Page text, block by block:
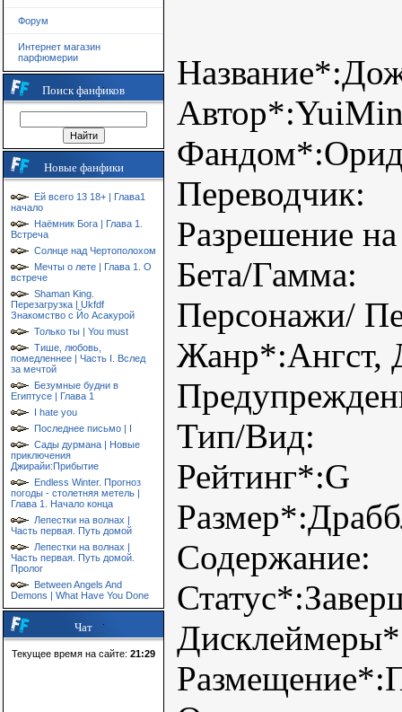
Форум
Интернет магазин
парфюмерии
Поиск фанфиков
Новые фанфики
Ей всего 13 18+ | Глава1
начало
Наёмник Бога | Глава 1.
Встреча
Солнце над Чертополохом
Мечты о лете | Глава 1. О
встрече
Shaman King.
Перезагрузка | Ukfdf
Знакомство с Йо Асакурой
Только ты | You must
Тише, любовь,
помедленнее | Часть I. Вслед
за мечтой
Безумные будни в
Египтусе | Глава 1
I hate you
Последнее письмо | I
Сады дурмана | Новые
приключения
Джирайи:Прибытие
Endless Winter. Прогноз
погоды - столетняя метель |
Глава 1. Начало конца
Лепестки на волнах |
Часть первая. Путь домой
Лепестки на волнах |
Часть первая. Путь домой.
Пролог
Between Angels And
Demons | What Have You Done
Чат
Текущее время на сайте: 21:29
Переводчик:
Разрешение
Бета/Гамма:
Персонажи/
Жанр*:Ангст,
Тип/Вид:
Рейтинг*:G
Содержание: